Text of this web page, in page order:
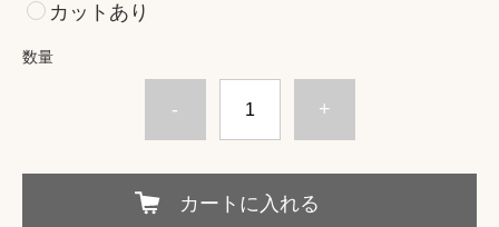
カットあり
数量
- +
カートに入れる